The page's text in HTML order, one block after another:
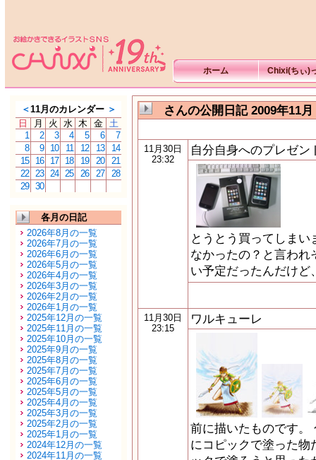
ホーム Chixi(ちぃ)
＜11月のカレンダー ＞
日
月 火 水 木 金 土
1
2 3 4 5 6
7
8
9 10 11 12 13
14
15
16 17 18 19 20
21
22 23 24 25 26 27
28
29 30
各月の日記
2026年8月の一覧
2026年7月の一覧
2026年6月の一覧
2026年5月の一覧
2026年4月の一覧
2026年3月の一覧
2026年2月の一覧
2026年1月の一覧
2025年12月の一覧
2025年11月の一覧
2025年10月の一覧
2025年9月の一覧
2025年8月の一覧
2025年7月の一覧
2025年6月の一覧
2025年5月の一覧
2025年4月の一覧
2025年3月の一覧
2025年2月の一覧
2025年1月の一覧
2024年12月の一覧
2024年11月の一覧
さんの公開日記 2009年11月
11月30日
23:32
自分自身へのプレゼン
とうとう買ってしま
なかったの？と言われ
い予定だったんだけど
11月30日
23:15
ワルキューレ
前に描いたものです。
にコピックで塗った物